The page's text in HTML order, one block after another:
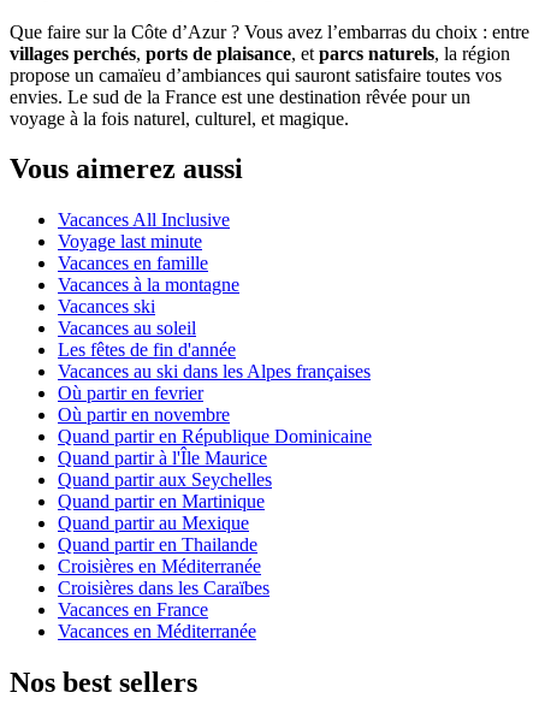
Que faire sur la Côte d’Azur ? Vous avez l’embarras du choix : entre
villages perchés, ports de plaisance, et parcs naturels, la région
propose un camaïeu d’ambiances qui sauront satisfaire toutes vos
envies. Le sud de la France est une destination rêvée pour un
voyage à la fois naturel, culturel, et magique.
Vous aimerez aussi
Vacances All Inclusive
Voyage last minute
Vacances en famille
Vacances à la montagne
Vacances ski
Vacances au soleil
Les fêtes de fin d'année
Vacances au ski dans les Alpes françaises
Où partir en fevrier
Où partir en novembre
Quand partir en République Dominicaine
Quand partir à l'Île Maurice
Quand partir aux Seychelles
Quand partir en Martinique
Quand partir au Mexique
Quand partir en Thailande
Croisières en Méditerranée
Croisières dans les Caraïbes
Vacances en France
Vacances en Méditerranée
Nos best sellers